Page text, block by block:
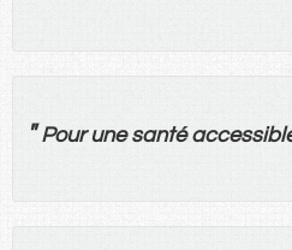
" Pour une santé